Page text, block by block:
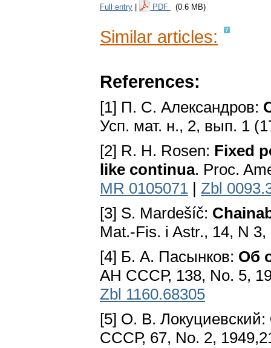
Full entry PDF (0.6 MB)
Similar articles:
References:
[1] П. С. Александров:
Усп. мат. н., 2, вып. 1
[2] R. Н. Rosen: Fixed
like continua. Proc.
MR 0105071 | Zbl
[3] S. Mardešíč:
Mat.-Fis. i Astr., 14, N
[4] Б. A. Пасынков: Об
АН СССР, 138, No. 5,
Zbl 1160.68305
[5] О. В. Локуциевский:
СССР, 67, No. 2,